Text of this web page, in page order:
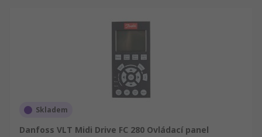
Skladem
Danfoss VLT Midi Drive FC 280 Ovládací panel